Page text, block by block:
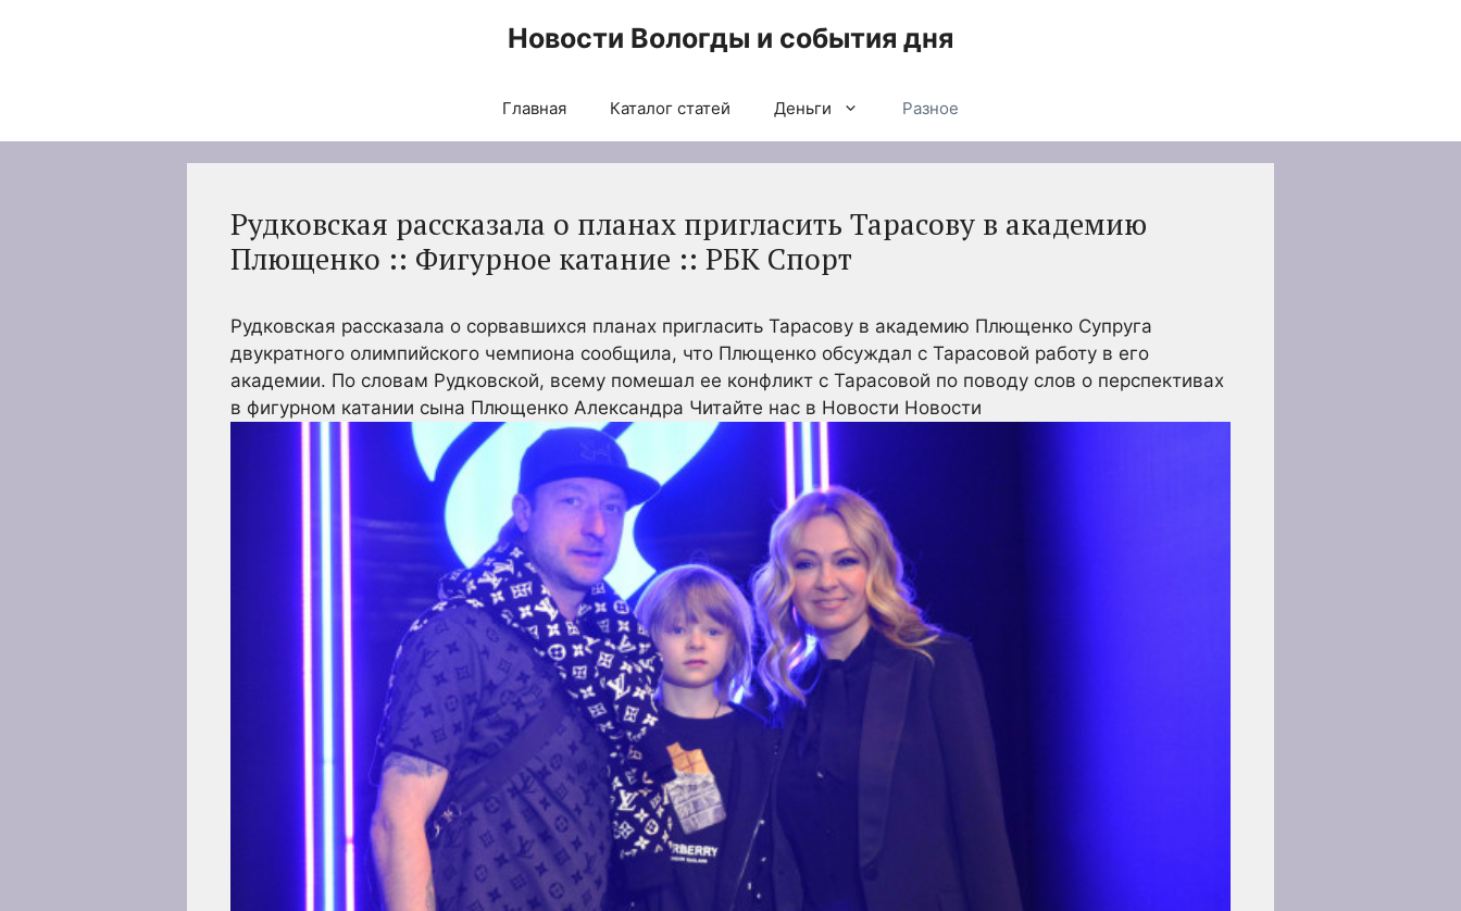
Новости Вологды и события дня
Главная Каталог статей Деньги Разное
Рудковская рассказала о планах пригласить Тарасову в академию
Плющенко :: Фигурное катание :: РБК Спорт
Рудковская рассказала о сорвавшихся планах пригласить Тарасову в академию Плющенко Супруга
двукратного олимпийского чемпиона сообщила, что Плющенко обсуждал с Тарасовой работу в его
академии. По словам Рудковской, всему помешал ее конфликт с Тарасовой по поводу слов о перспективах
в фигурном катании сына Плющенко Александра Читайте нас в Новости Новости